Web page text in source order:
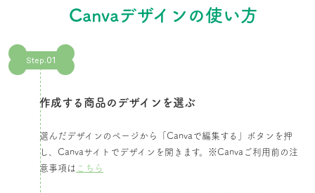
Canvaデザインの使い方
Step.01
作成する商品のデザインを選ぶ​
選んだデザインのページから「Canvaで編集する」ボタンを押
し、Canvaサイトでデザインを開きます。​※Canvaご利用前の注
意事項は こちら